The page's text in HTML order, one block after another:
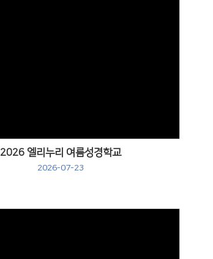
2026 엘리누리 여름성경학교
2026-07-23